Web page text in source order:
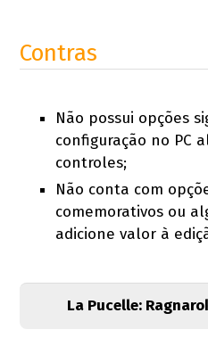
Contras
Não possui opções
configuração no PC
controles;
Não conta com
comemorativos ou
adicione valor à
La Pucelle: